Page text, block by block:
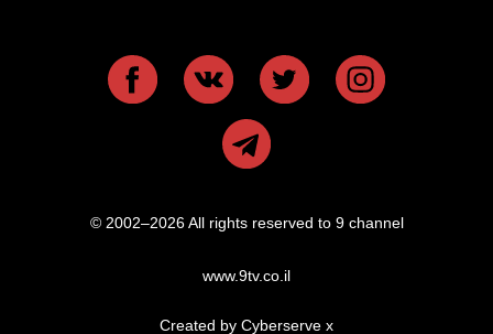
© 2002–2026 All rights reserved to 9 channel
www.9tv.co.il
Created by Cyberserve x